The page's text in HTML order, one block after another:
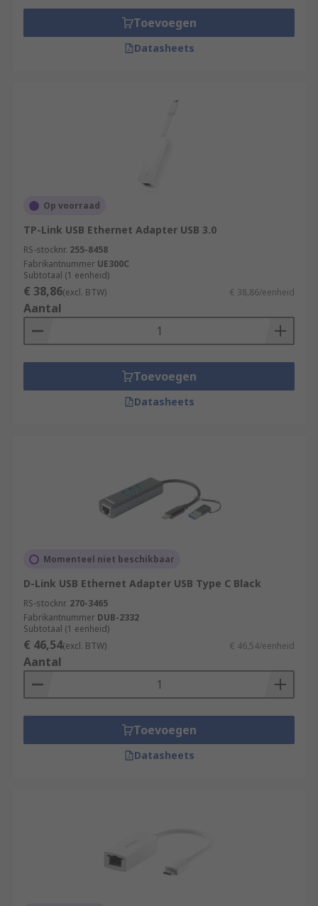
Toevoegen
Datasheets
Op voorraad
TP-Link USB Ethernet Adapter USB 3.0
RS-stocknr. 255-8458
Fabrikantnummer UE300C
Subtotaal (1 eenheid)
€ 38,86(excl. BTW) € 38,86/eenheid
Aantal
Toevoegen
Datasheets
Momenteel niet beschikbaar
D-Link USB Ethernet Adapter USB Type C Black
RS-stocknr. 270-3465
Fabrikantnummer DUB-2332
Subtotaal (1 eenheid)
€ 46,54(excl. BTW) € 46,54/eenheid
Aantal
Toevoegen
Datasheets